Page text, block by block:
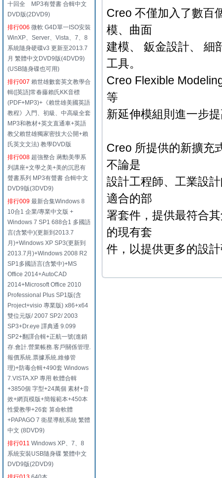
十回全 MP3有聲書 合輯中文
DVD版(2DVD9)
排行006 微軟 G4D單一ISO安裝
WinXP、Server、Vista、7、8
系統隨身硬碟v3 更新至2013.7
月 繁體中文DVD9版(4DVD9)
(USB隨身碟也可用)
排行007 賴世雄數套英文教學合
輯([英語]常春藤賴氏KK音標
(PDF+MP3)+《賴世雄美國英語
教程》入門、初級、中高級全套
MP3和教材+英文直通車+英語
教父賴世雄獨家密技大公開+賴
氏英文文法) 教學DVD版
排行008 超強整合 蔣勳美學系
列講座+文學之美+美的沉思有
聲書系列 MP3有聲書 合輯中文
DVD9版(3DVD9)
排行009 最新合集Windows 8
10合1 企業/專業中文版 +
Windows 7 SP1 688合1 多國語
言(含繁中)(更新到2013.7
月)+Windows XP SP3(更新到
2013.7月)+Windows 2008 R2
SP1多國語言(含繁中)+MS
Office 2014+AutoCAD
2014+Microsoft Office 2010
Professional Plus SP1版(含
Project+visio 專業版) x86+x64
雙位元版/ 2007 SP2/ 2003
SP3+Dr.eye 譯典通 9.099
SP2+翻譯合輯+正航一號(進銷
存.會計.營業帳務.客戶關係管理.
報價系統.票據系統.維修管
理)+防毒合輯+490套 Windows
7.VISTA.XP 專用 軟體合輯
+3850個 字型+24萬個 素材+音
效+網頁模版+簡報範本+450本
性愛教學+26套 算命軟體
+PAPAGO 7 衛星導航系統 繁體
中文 (8DVD9)
排行011 Windows XP、7、8
系統安裝USB隨身碟 繁體中文
DVD9版(2DVD9)
Creo 不僅加入了數百
模、曲面
建模、 鈑金設計、 細
工具。
Creo Flexible
等
新延伸模組則進一步
Creo 所提供的新擴充
不論是
設計工程師、工業設
適合的部
署套件，提供最符合
的現有套
件，以提供更多的設